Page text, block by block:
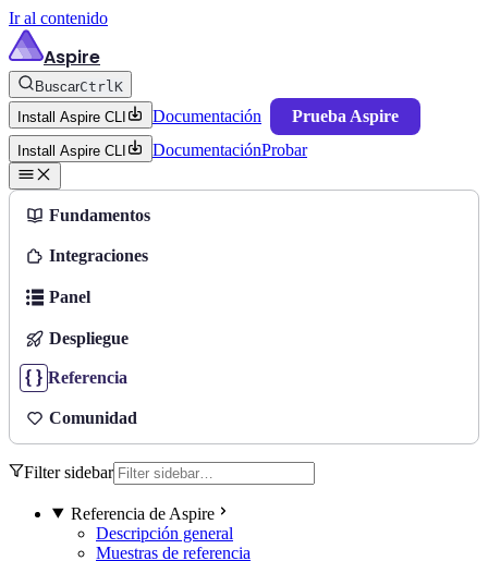
Ir al contenido
Aspire
BuscarCtrlK
Install Aspire CLI
Documentación Prueba Aspire
Install Aspire CLI DocumentaciónProbar
Fundamentos
Integraciones
Panel
Despliegue
Referencia
Comunidad
Filter sidebar
Referencia de Aspire
Descripción general
Muestras de referencia